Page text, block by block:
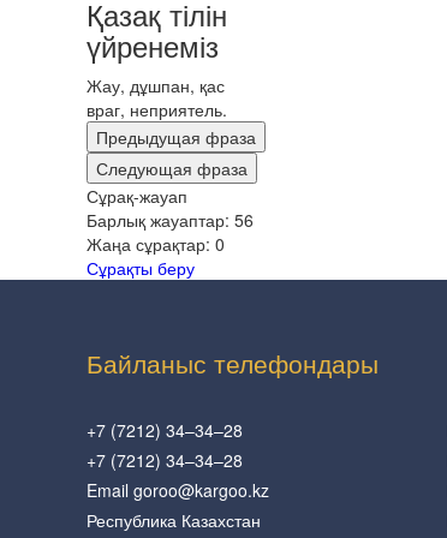
Қазақ тілін
үйренеміз
Жау, дұшпан, қас
враг, неприятель.
Предыдущая фраза
Следующая фраза
Сұрақ-жауап
Барлық жауаптар: 56
Жаңа сұрақтар: 0
Сұрақты беру
Байланыс телефондары
+7 (7212) 34–34–28
+7 (7212) 34–34–28
Email goroo@kargoo.kz
Республика Казахстан